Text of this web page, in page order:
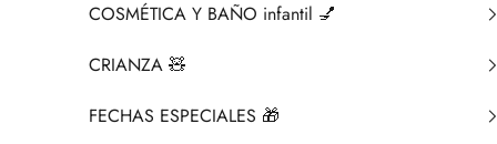
COSMÉTICA Y BAÑO infantil 💅
CRIANZA ​🧸​
FECHAS ESPECIALES 🎁